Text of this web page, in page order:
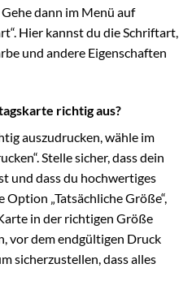
dann im Menü auf
Hier kannst du die Schriftart,
und andere Eigenschaften
richtig aus?
auszudrucken, wähle im
Stelle sicher, dass dein
und dass du hochwertiges
„Tatsächliche Größe“,
in der richtigen Größe
vor dem endgültigen Druck
sicherzustellen, dass alles